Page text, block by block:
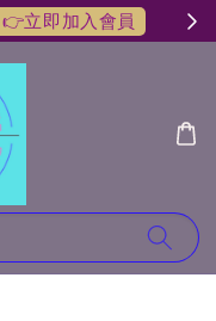
👉立即加入會員